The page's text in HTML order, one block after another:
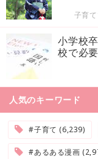
子育
小学校
校で必
人気のキーワード
#子育て (6,239)
#あるある漫画